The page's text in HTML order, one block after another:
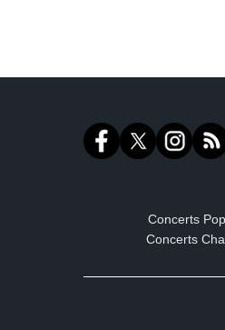
Concerts
Concerts